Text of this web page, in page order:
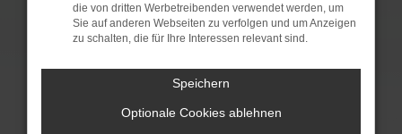
Sicherheitsrisiko, sondern kann auch dazu
führen, dass bestimmte Funktionen nicht mehr
unterstützt werden.
Wende dich an den Webseitenbetreiber.
Wenn du alle oben genannten Schritte versucht
hast, kontaktiere uns bitte. Wir werden
die von dritten Werbetreibenden verwendet werden, um
Sie auf anderen Webseiten zu verfolgen und um Anzeigen
zu schalten, die für Ihre Interessen relevant sind.
Speichern
Optionale Cookies ablehnen